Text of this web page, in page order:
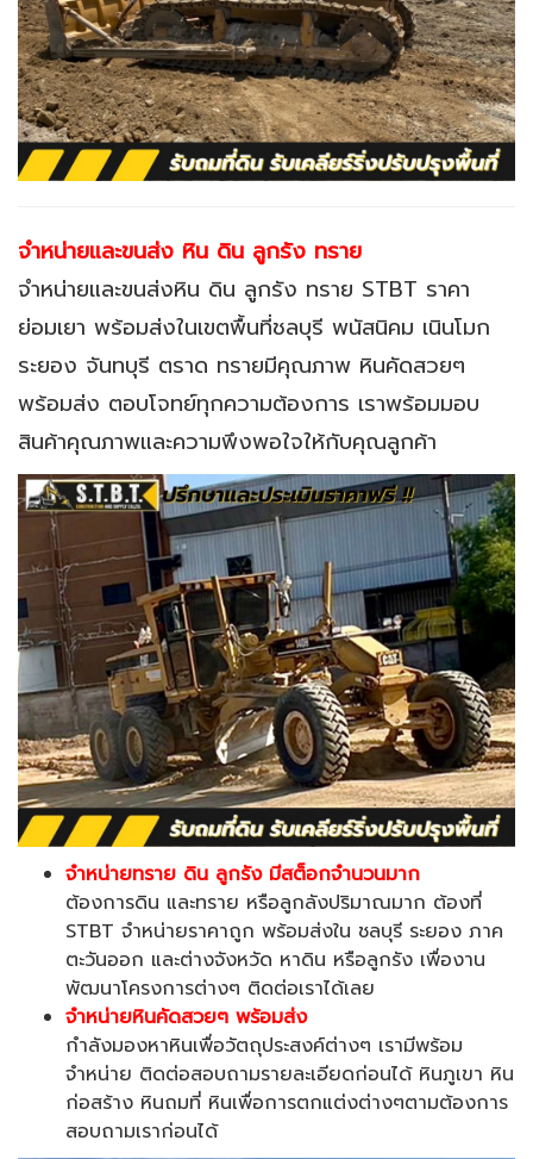
จำหน่ายและขนส่ง หิน ดิน ลูกรัง ทราย
จำหน่ายและขนส่งหิน ดิน ลูกรัง ทราย STBT ราคา
ย่อมเยา พร้อมส่งในเขตพื้นที่ชลบุรี พนัสนิคม เนินโมก
ระยอง จันทบุรี ตราด ทรายมีคุณภาพ หินคัดสวยๆ
พร้อมส่ง ตอบโจทย์ทุกความต้องการ เราพร้อมมอบ
สินค้าคุณภาพและความพึงพอใจให้กับคุณลูกค้า
จำหน่ายทราย ดิน ลูกรัง มีสต็อกจำนวนมาก
ต้องการดิน และทราย หรือลูกลังปริมาณมาก ต้องที่
STBT จำหน่ายราคาถูก พร้อมส่งใน ชลบุรี ระยอง ภาค
ตะวันออก และต่างจังหวัด หาดิน หรือลูกรัง เพื่องาน
พัฒนาโครงการต่างๆ ติดต่อเราได้เลย
จำหน่ายหินคัดสวยๆ พร้อมส่ง
กำลังมองหาหินเพื่อวัตถุประสงค์ต่างๆ เรามีพร้อม
จำหน่าย ติดต่อสอบถามรายละเอียดก่อนได้ หินภูเขา หิน
ก่อสร้าง หินถมที่ หินเพื่อการตกแต่งต่างๆตามต้องการ
สอบถามเราก่อนได้